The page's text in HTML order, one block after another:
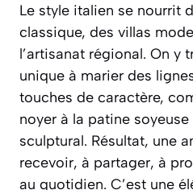
Le style italien se nourrit
classique, des villas
l’artisanat régional. On y
unique à marier des
touches de caractère,
noyer à la patine
sculptural. Résultat, une
recevoir, à partager, à
au quotidien. C’est une